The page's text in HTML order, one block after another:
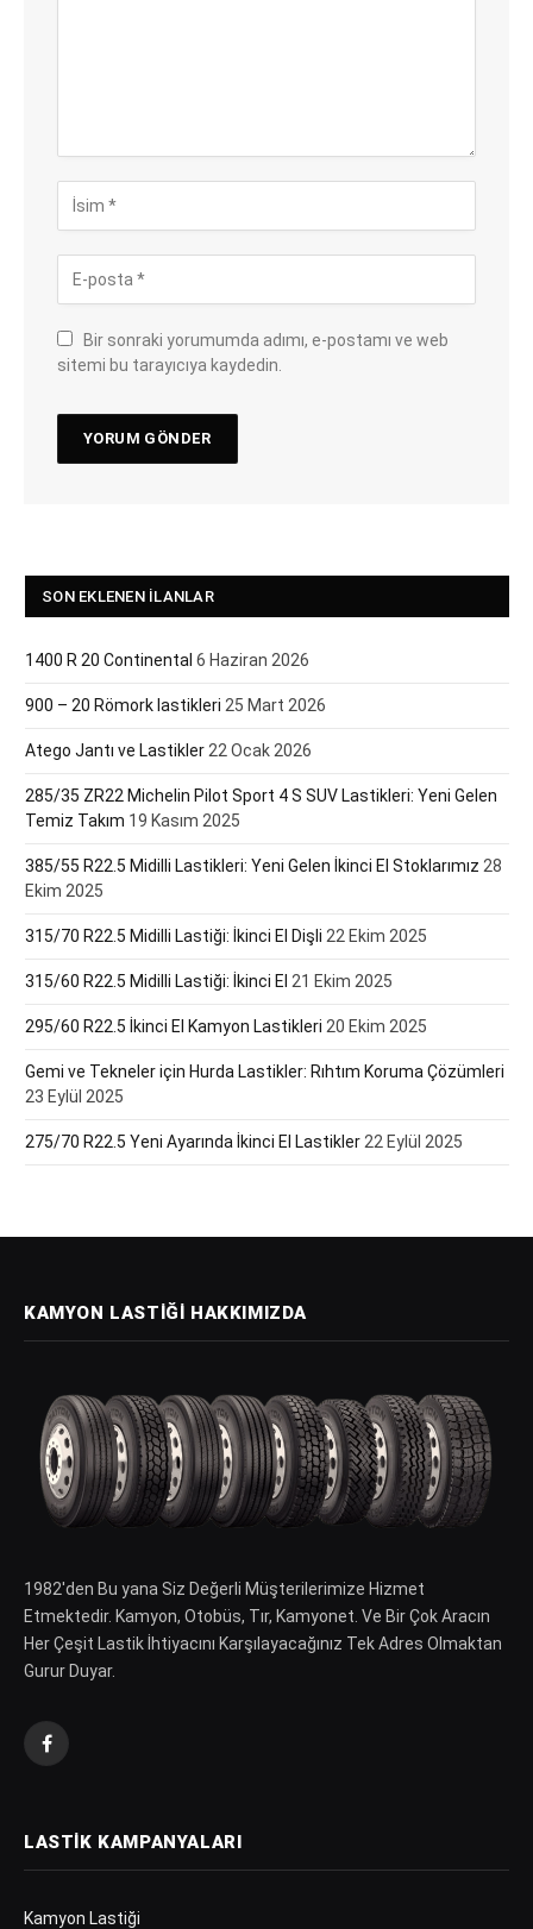
Bir sonraki yorumumda adımı, e-postamı ve web
sitemi bu tarayıcıya kaydedin.
SON EKLENEN İLANLAR
1400 R 20 Continental 6 Haziran 2026
900 – 20 Römork lastikleri 25 Mart 2026
Atego Jantı ve Lastikler 22 Ocak 2026
285/35 ZR22 Michelin Pilot Sport 4 S SUV Lastikleri: Yeni Gelen
Temiz Takım 19 Kasım 2025
385/55 R22.5 Midilli Lastikleri: Yeni Gelen İkinci El Stoklarımız 28
Ekim 2025
315/70 R22.5 Midilli Lastiği: İkinci El Dişli 22 Ekim 2025
315/60 R22.5 Midilli Lastiği: İkinci El 21 Ekim 2025
295/60 R22.5 İkinci El Kamyon Lastikleri 20 Ekim 2025
Gemi ve Tekneler için Hurda Lastikler: Rıhtım Koruma Çözümleri
23 Eylül 2025
275/70 R22.5 Yeni Ayarında İkinci El Lastikler 22 Eylül 2025
KAMYON LASTIĞI HAKKIMIZDA
1982′den Bu yana Siz Değerli Müşterilerimize Hizmet
Etmektedir. Kamyon, Otobüs, Tır, Kamyonet. Ve Bir Çok Aracın
Her Çeşit Lastik İhtiyacını Karşılayacağınız Tek Adres Olmaktan
Gurur Duyar.
Facebook
LASTIK KAMPANYALARI
Kamyon Lastiği